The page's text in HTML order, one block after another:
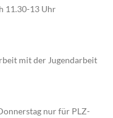
11.30-13 Uhr
mit der Jugendarbeit
nur für PLZ-